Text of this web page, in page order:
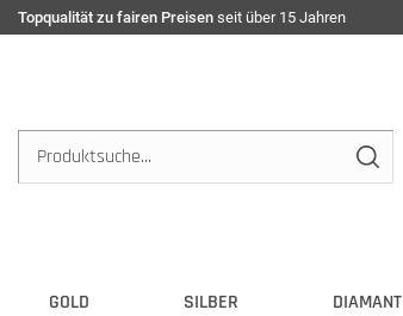
Topqualität zu fairen Preisen seit über 15 Jahren
GOLD SILBER DIAMANT